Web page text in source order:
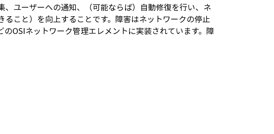
ユーザーへの通知、（可能ならば）自動修復を行い、ネ
こと）を向上することです。障害はネットワークの停止
OSIネットワーク管理エレメントに実装されています。障